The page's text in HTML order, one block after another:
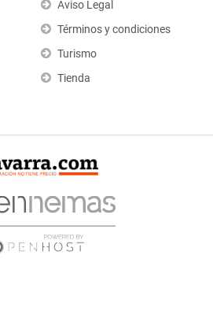
Aviso Legal
Términos y condiciones
Turismo
Tienda